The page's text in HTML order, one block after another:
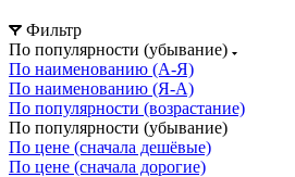
Фильтр
По популярности (убывание)
По наименованию (А-Я)
По наименованию (Я-А)
По популярности (возрастание)
По популярности (убывание)
По цене (сначала дешёвые)
По цене (сначала дорогие)